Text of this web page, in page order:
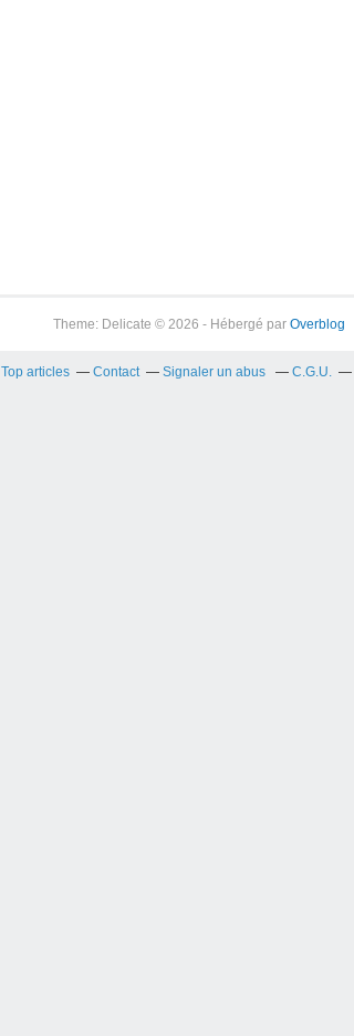
Theme: Delicate © 2026 - Hébergé par Overblog
Top articles Contact Signaler un abus C.G.U.